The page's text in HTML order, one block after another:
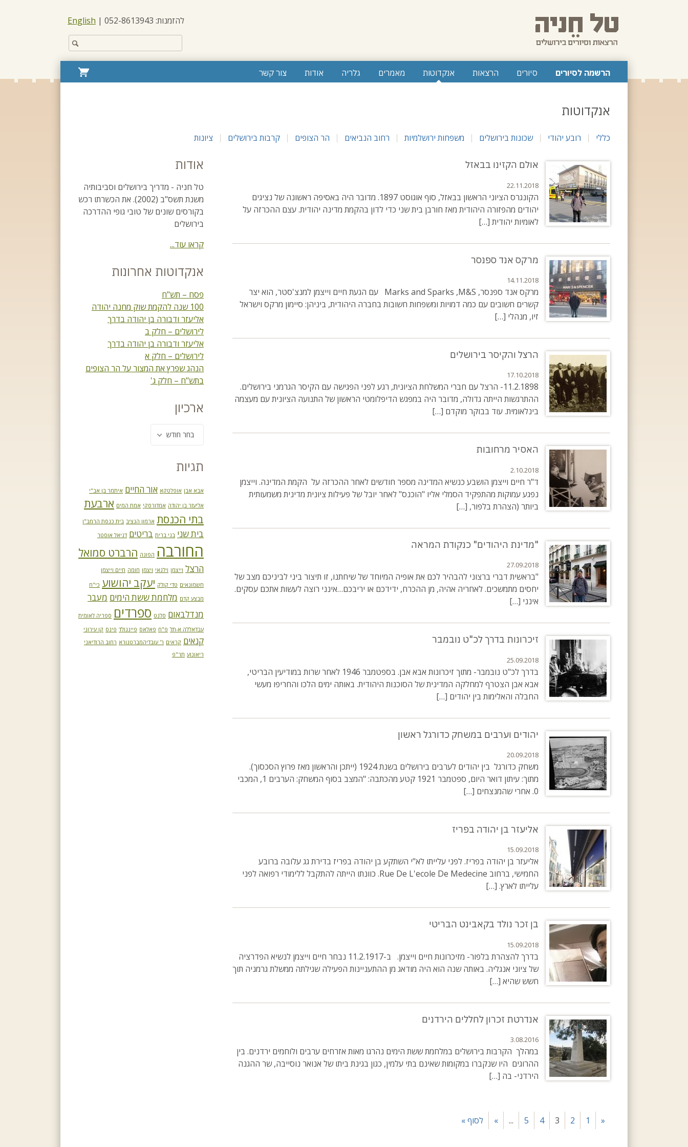
להזמנות: 052-8613943 |
English
באתר:
הרשמה לסיורים סיורים הרצאות אנקדוטות מאמרים גלריה אודות צור קשר
עגלת
אנקדוטות
כללי רובע יהודי שכונות בירושלים משפחות ירושלמיות רחוב הנביאים הר הצופים קרבות בירושלים ציונות
אולם הקזינו בבאזל
22.11.2018
הקונגרס הציוני הראשון בבאזל, סוף אוגוסט 1897. מדובר היה באסיפה ראשונה של נציגים
יהודים מהפזורה היהודית מאז חורבן בית שני כדי לדון בהקמת מדינה יהודית. עצם ההכרזה על
לאומיות יהודית […]
מרקס אנד ספנסר
14.11.2018
מרקס אנד ספנסר, M&S,‏ Marks and Sparks עם הגעת חיים וייצמן למנצ'סטר, הוא יצר
קשרים חשובים עם כמה דמויות ומשפחות חשובות בחברה היהודית, ביניהן: סיימון מרקס וישראל
זיו, מנהלי […]
הרצל והקיסר בירושלים
17.10.2018
11.2.1898- הרצל עם חברי המשלחת הציונית, רגע לפני הפגישה עם הקיסר הגרמני בירושלים.
ההתרגשות הייתה גדולה, מדובר היה במפגש הדיפלומטי הראשון של התנועה הציונית עם מעצמה
בינלאומית. עוד בבוקר מוקדם […]
האסיר מרחובות
2.10.2018
ד"ר חיים וייצמן הושבע כנשיא המדינה מספר חודשים לאחר ההכרזה על הקמת המדינה. וייצמן
נפגע עמוקות מהתפקיד הסמלי אליו "הוכנס" לאחר יובל של פעילות ציונית מדינית משמעותית
ביותר (הצהרת בלפור, […]
"מדינת היהודים" כנקודת המראה
27.09.2018
"בראשית דברי ברצוני להבהיר לכם את אופיה המיוחד של שיחתנו, זו תיצור ביני לביניכם מצב של
יחסים מתמשכים. לאחריה אהיה, מן ההכרח, ידידכם או יריבכם…אינני רוצה לעשות אתכם עסקים.
אינני […]
זיכרונות בדרך לכ"ט נובמבר
25.09.2018
בדרך לכ"ט נובמבר- מתוך זיכרונות אבא אבן. בספטמבר 1946 לאחר שרות במודיעין הבריטי,
אבא אבן הצטרף למחלקה המדינית של הסוכנות היהודית. באותה ימים הלכו והחריפו מעשי
החבלה והאלימות בין יהודים […]
יהודים וערבים במשחק כדורגל ראשון
20.09.2018
משחק כדורגל בין יהודים לערבים בירושלים בשנת 1924 (ייתכן והראשון מאז פרוץ הסכסוך).
מתוך: עיתון דואר היום, ספטמבר 1921 קטע מהכתבה: "המצב בסוף המשחק: הערבים 1, המכבי
0. אחרי שהמנצחים […]
אליעזר בן יהודה בפריז
15.09.2018
אליעזר בן יהודה בפריז. לפני עלייתו לא"י השתקע בן יהודה בפריז בדירת גג עלובה ברובע
החמישי, ברחוב Rue De L'ecole De Medecine. כוונתו הייתה להתקבל ללימודי רפואה לפני
עלייתו לארץ. […]
בן זכר נולד בקאבינט הבריטי
15.09.2018
בדרך להצהרת בלפור- מזיכרונות חיים וייצמן. ב-11.2.1917 נבחר חיים וייצמן לנשיא הפדרציה
של ציוני אנגליה. באותה שנה הוא היה מודאג מן ההתעניינות הפעילה שגילתה ממשלת גרמניה תוך
חשש שהיא […]
אנדרטת זכרון לחללים הירדנים
3.08.2016
במהלך הקרבות בירושלים במלחמת ששת הימים נהרגו מאות אזרחים ערבים ולוחמים ירדנים. בין
ההרוגים היו שנקברו במקומות שאינם בתי עלמין, כגון בגינת ביתו של אנואר נוסייבה, שר ההגנה
הירדני- בה […]
«
1
2
3
4
5
...
» לסוף »
אודות
טל חניה - מדריך בירושלים וסביבותיה
משנת תשס"ב (2002). את הכשרתו רכש
בקורסים שונים של טובי גופי ההדרכה
בירושלים
קראו עוד...
אנקדוטות אחרונות
פסח – תש"ח
100 שנה להקמת שוק מחנה יהודה
אליעזר ודבורה בן יהודה בדרך
לירושלים – חלק ב
אליעזר ודבורה בן יהודה בדרך
לירושלים – חלק א
הנהג שפרץ את המצור על הר הצופים
בתש"ח – חלק ג'
ארכיון
בחר חודש
תגיות
אבא אבן אופלטקא אור החיים איתמר בן אב"י
אליעזר בן יהודה אמדורסקי אמת המים ארבעת
בתי הכנסת ארמון הנציב בית כנסת הרמב"ן
בית שני בני ברית בריטים דניאל אוסטר
החורבה הפוגה הרברט סמואל
הרצל וייצמן וילנאי ויצמן חומה חיים וייצמן
חשמונאים טדי קולק יעקב יהושוע כי"ח
מבצע קדם מלחמת ששת הימים מעבר
מנדלבאום סלנט ספרדים ספריה לאומית
עבדאללה א-תל פ"ח פאלאס פיינגולד פינס קו עירוני
קנאים קראים ר' עובדיהמברטנורא רחוב הרודיאני
ריאונוע תר"פ